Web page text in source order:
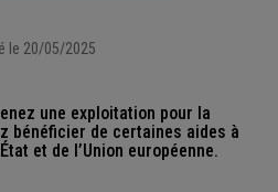
le 20/05/2025
une exploitation pour la
bénéficier de certaines aides à
et de l’Union européenne.